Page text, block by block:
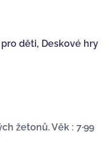
děti, Deskové hry
žetonů. Věk : 7·99